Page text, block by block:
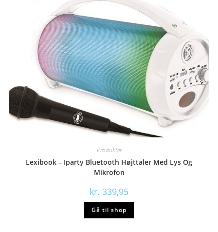
Produkter
Lexibook – Iparty Bluetooth Højttaler Med Lys Og
Mikrofon
kr. 339,95
Gå til shop